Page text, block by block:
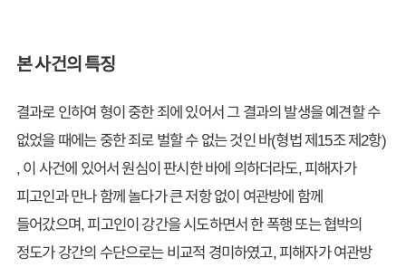
본 사건의 특징
결과로 인하여 형이 중한 죄에 있어서 그 결과의 발생을 예견할 수
없었을 때에는 중한 죄로 벌할 수 없는 것인 바(형법 제15조 제2항)
, 이 사건에 있어서 원심이 판시한 바에 의하더라도, 피해자가
피고인과 만나 함께 놀다가 큰 저항 없이 여관방에 함께
들어갔으며, 피고인이 강간을 시도하면서 한 폭행 또는 협박의
정도가 강간의 수단으로는 비교적 경미하였고, 피해자가 여관방